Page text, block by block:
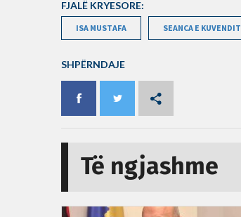
FJALË KRYESORE:
ISA MUSTAFA SEANCA E KUVENDIT
SHPËRNDAJE
Të ngjashme